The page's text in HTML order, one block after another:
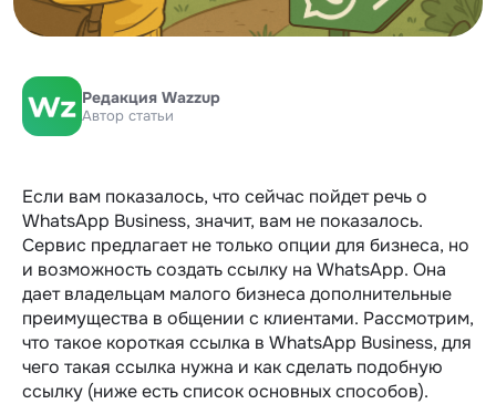
Редакция Wazzup
Автор статьи
Если вам показалось, что сейчас пойдет речь о
WhatsApp Business, значит, вам не показалось.
Сервис предлагает не только опции для бизнеса, но
и возможность создать ссылку на WhatsApp. Она
дает владельцам малого бизнеса дополнительные
преимущества в общении с клиентами. Рассмотрим,
что такое короткая ссылка в WhatsApp Business, для
чего такая ссылка нужна и как сделать подобную
ссылку (ниже есть список основных способов).